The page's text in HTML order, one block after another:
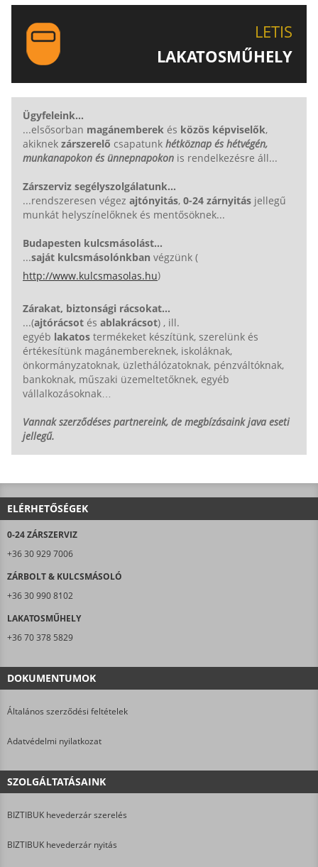
LETIS
LAKATOSMŰHELY
Ügyfeleink...
...elsősorban magánemberek és közös képviselők,
akiknek zárszerelő csapatunk hétköznap és hétvégén,
munkanapokon és ünnepnapokon is rendelkezésre áll...
Zárszerviz segélyszolgálatunk...
...rendszeresen végez ajtónyitás, 0-24 zárnyitás jellegű
munkát helyszínelőknek és mentősöknek...
Budapesten kulcsmásolást...
...saját kulcsmásolónkban végzünk (
http://www.kulcsmasolas.hu)
Zárakat, biztonsági rácsokat...
...(ajtórácsot és ablakrácsot) , ill.
egyéb lakatos termékeket készítünk, szerelünk és
értékesítünk magánembereknek, iskoláknak,
önkormányzatoknak, üzlethálózatoknak, pénzváltóknak,
bankoknak, műszaki üzemeltetőknek, egyéb
vállalkozásoknak…
Vannak szerződéses partnereink, de megbízásaink java eseti
jellegű.
ELÉRHETŐSÉGEK
0-24 ZÁRSZERVIZ
+36 30 929 7006
ZÁRBOLT & KULCSMÁSOLÓ
+36 30 990 8102
LAKATOSMŰHELY
+36 70 378 5829
DOKUMENTUMOK
Általános szerződési feltételek
Adatvédelmi nyilatkozat
SZOLGÁLTATÁSAINK
BIZTIBUK hevederzár szerelés
BIZTIBUK hevederzár nyitás